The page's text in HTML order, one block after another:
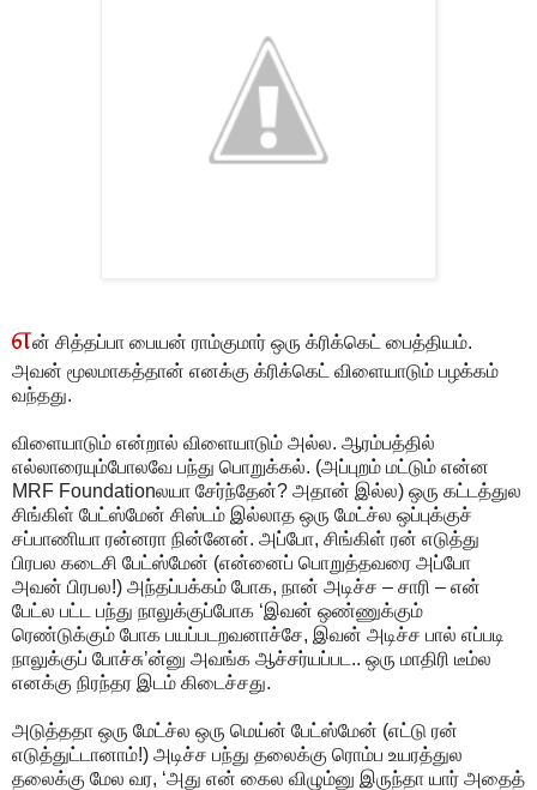
என் சித்தப்பா பையன் ராம்குமார் ஒரு க்ரிக்கெட் பைத்தியம்.
அவன் மூலமாகத்தான் எனக்கு க்ரிக்கெட் விளையாடும் பழக்கம்
வந்தது.
விளையாடும் என்றால் விளையாடும் அல்ல. ஆரம்பத்தில்
எல்லாரையும்போலவே பந்து பொறுக்கல். (அப்புறம் மட்டும் என்ன
MRF Foundationலயா சேர்ந்தேன்? அதான் இல்ல) ஒரு கட்டத்துல
சிங்கிள் பேட்ஸ்மேன் சிஸ்டம் இல்லாத ஒரு மேட்ச்ல ஒப்புக்குச்
சப்பாணியா ரன்னரா நின்னேன். அப்போ, சிங்கிள் ரன் எடுத்து
பிரபல கடைசி பேட்ஸ்மேன் (என்னைப் பொறுத்தவரை அப்போ
அவன் பிரபல!) அந்தப்பக்கம் போக, நான் அடிச்ச – சாரி – என்
பேட்ல பட்ட பந்து நாலுக்குப்போக ‘இவன் ஒண்ணுக்கும்
ரெண்டுக்கும் போக பயப்படறவனாச்சே, இவன் அடிச்ச பால் எப்படி
நாலுக்குப் போச்சு’ன்னு அவங்க ஆச்சர்யப்பட.. ஒரு மாதிரி டீம்ல
எனக்கு நிரந்தர இடம் கிடைச்சது.
அடுத்ததா ஒரு மேட்ச்ல ஒரு மெய்ன் பேட்ஸ்மேன் (எட்டு ரன்
எடுத்துட்டானாம்!) அடிச்ச பந்து தலைக்கு ரொம்ப உயரத்துல
தலைக்கு மேல வர, ‘அது என் கைல விழும்னு இருந்தா யார் அதைத்